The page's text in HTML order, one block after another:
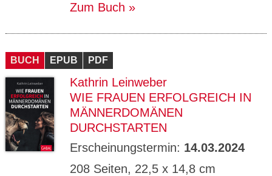
Zum Buch
BUCH EPUB PDF
Kathrin Leinweber
WIE FRAUEN ERFOLGREICH IN
MÄNNERDOMÄNEN
DURCHSTARTEN
Erscheinungstermin: 14.03.2024
208 Seiten, 22,5 x 14,8 cm